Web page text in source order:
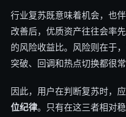
行业复苏既意味着机会，也
改善后，优质资产往往会率
的风险收益比。风险则在于
突破、回调和热点切换都很常
因此，用户在判断复苏时，
位纪律。只有在这三者相对